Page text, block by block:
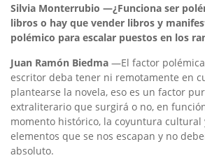
Silvia Monterrubio —¿Funciona ser
libros o hay que vender libros y
polémico para escalar puestos en los
Juan Ramón Biedma —El factor
escritor deba tener ni remotamente en
plantearse la novela, eso es un factor
extraliterario que surgirá o no, en
momento histórico, la coyuntura cultural
elementos que se nos escapan y no
absoluto.